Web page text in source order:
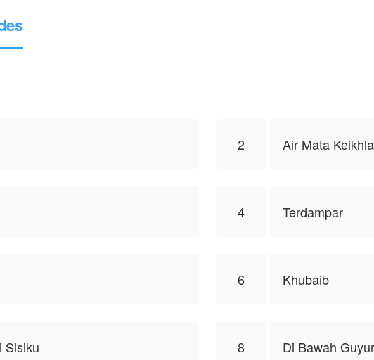
pelan, dan keheningan yang terasa begitu menyakitkan.
2 Air Mata
4 Terdampar
6 Khubaib
Sisiku 8 Di Bawah